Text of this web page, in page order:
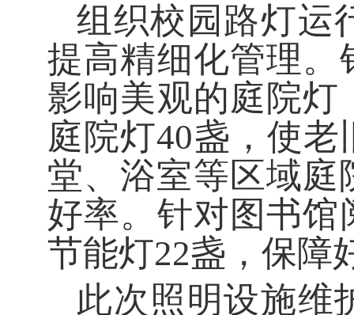
组织校园路灯运
提高精细化管理。
影响美观的庭院
庭院灯40盏，使
堂、浴室等区域庭
好率。针对图书
节能灯22盏，保障
此次照明设施维